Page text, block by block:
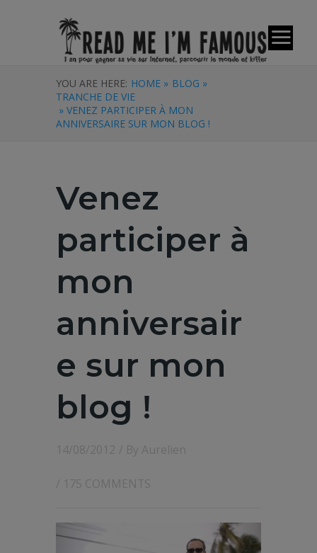
YOU ARE HERE: HOME » BLOG »
TRANCHE DE VIE
» VENEZ PARTICIPER À MON
ANNIVERSAIRE SUR MON BLOG !
Venez
participer à
mon
anniversair
e sur mon
blog !
14/08/2012 / By Aurelien
/ 175 COMMENTS